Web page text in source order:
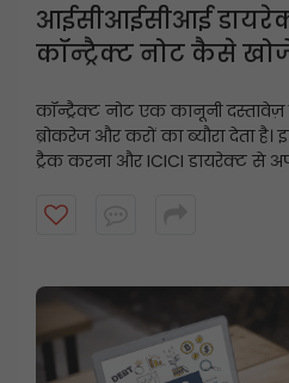
आईसीआईसीआई
कॉन्ट्रैक्ट नोट कैसे
कॉन्ट्रैक्ट नोट एक कानूनी
ब्रोकरेज और करों का ब्यौरा देता
ट्रैक करना और ICICI डायरेक्ट से